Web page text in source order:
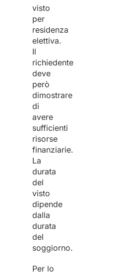
visto
per
residenza
elettiva.
Il
richiedente
deve
però
dimostrare
di
avere
sufficienti
risorse
finanziarie.
La
durata
del
visto
dipende
dalla
durata
del
soggiorno.
Per lo